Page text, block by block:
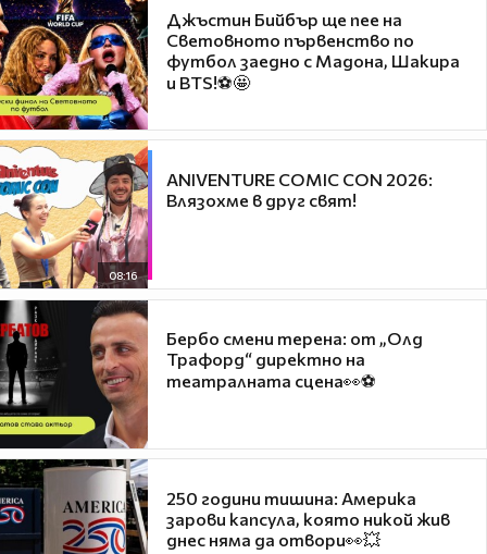
Джъстин Бийбър ще пее на
Световното първенство по
футбол заедно с Мадона, Шакира
и BTS!⚽🤩
08:16
ANIVENTURE COMIC CON 2026:
Влязохме в друг свят!
Бербо смени терена: от „Олд
Трафорд“ директно на
театралната сцена👀⚽
250 години тишина: Америка
зарови капсула, която никой жив
днес няма да отвори👀💥